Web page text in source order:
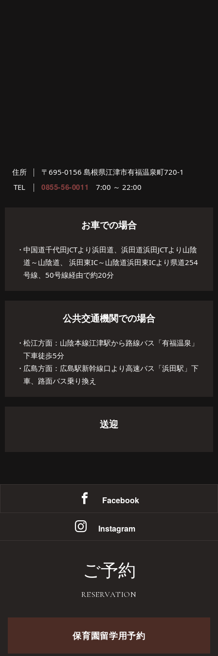
住所
〒695-0156 島根県江津市有福温泉町720-1
TEL
0855-56-0011 7:00 ～ 22:00
お車での場合
中国道千代田JCTより浜田道、浜田道浜田JCTより山陰
道～山陰道、 浜田東IC～山陰道浜田東ICより県道254
号線、50号線経由で約20分
公共交通機関での場合
松江方面：山陰本線江津駅から路線バス「有福温泉」
下車徒歩5分
広島方面：広島駅新幹線口より高速バス「浜田駅」下
車、路面バス乗り換え
送迎
Facebook
Instagram
ご予約
RESERVATION
保育園留学用予約